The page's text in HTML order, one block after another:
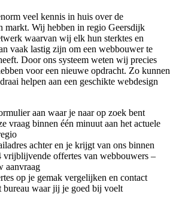
veel kennis in huis over de
markt. Wij hebben in regio Geersdijk
waarvan wij elk hun sterktes en
vaak lastig zijn om een webbouwer te
Door ons systeem weten wij precies
voor een nieuwe opdracht. Zo kunnen
helpen aan een geschikte webdesign
aan waar je naar op zoek bent
vraag binnen één minuut aan het actuele
achter en je krijgt van ons binnen
vrijblijvende offertes van webbouwers –
aanvraag
op je gemak vergelijken en contact
bureau waar jij je goed bij voelt